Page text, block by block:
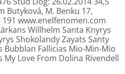
Butyková, M. Benku 17,
191 www.enelfenomen.com
Willhelm Santa Knyrys
Shokolandy Zayats Santy
Bubblan Fallicias Mio-Min-Mio
Love From Dolina Rivendell